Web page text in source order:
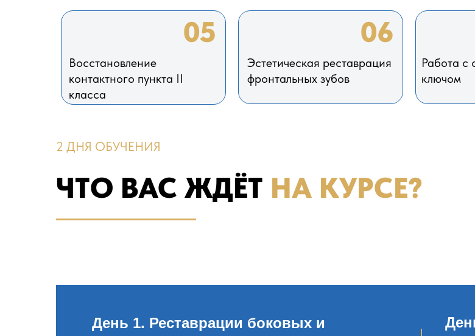
Восстановление
контактного пункта II
класса
Эстетическая реставрация
фронтальных зубов
Работа с
ключом
05 06
2 ДНЯ ОБУЧЕНИЯ
ЧТО ВАС ЖДЁТ НА КУРСЕ?
День 1. Реставрации боковых и